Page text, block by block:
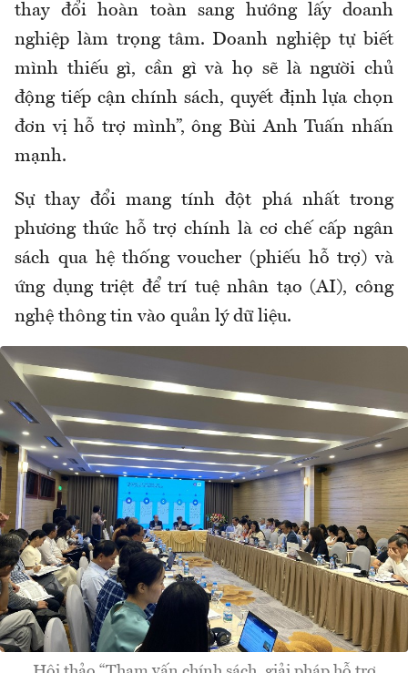
thay đổi hoàn toàn sang hướng lấy doanh
nghiệp làm trọng tâm. Doanh nghiệp tự biết
mình thiếu gì, cần gì và họ sẽ là người chủ
động tiếp cận chính sách, quyết định lựa chọn
đơn vị hỗ trợ mình”, ông Bùi Anh Tuấn nhấn
mạnh.
Sự thay đổi mang tính đột phá nhất trong
phương thức hỗ trợ chính là cơ chế cấp ngân
sách qua hệ thống voucher (phiếu hỗ trợ) và
ứng dụng triệt để trí tuệ nhân tạo (AI), công
nghệ thông tin vào quản lý dữ liệu.